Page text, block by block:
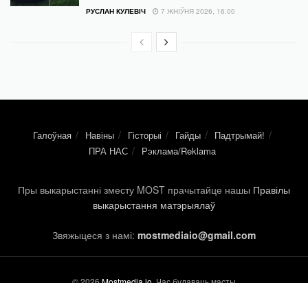
РУСЛАН КУЛЕВІЧ 7 ЖНІЎНЯ 2026, 16:00
Галоўная Навіны Гісторыі Гайды
Падтрымай!
ПРА НАС
Рэклама/Reklama
Пры выкарыстанні зместу MOST прачытайце нашы Правілы
выкарыстання матэрыялаў
Звяжыцеся з намі: mostmediaio@gmail.com